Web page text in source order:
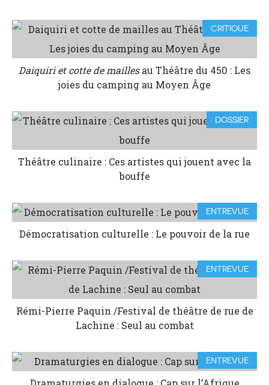
CRITIQUE
Daiquiri et cotte de maillesau Théâtre du 450 : Les
joies du camping au Moyen Âge
DOSSIER
Théâtre culinaire : Ces artistes qui jouent avec la
bouffe
ENTREVUE
Démocratisation culturelle : Le pouvoir de la rue
ENTREVUE
Rémi-Pierre Paquin /Festival de théâtre de rue de
Lachine : Seul au combat
ENTREVUE